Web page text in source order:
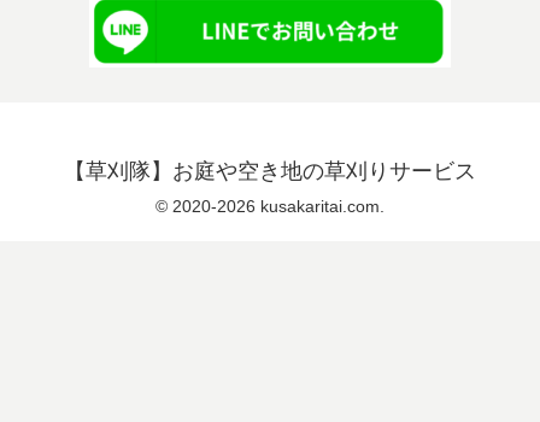
【草刈隊】お庭や空き地の草刈りサービス
© 2020-2026 kusakaritai.com.